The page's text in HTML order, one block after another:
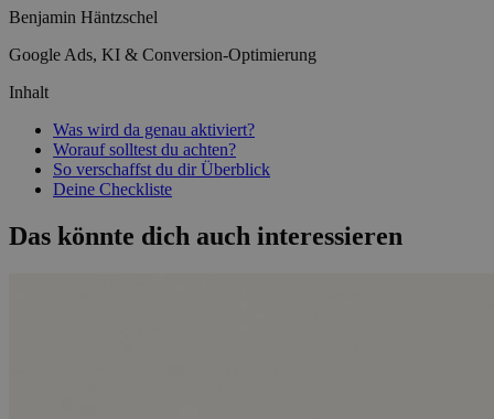
Benjamin Häntzschel
Google Ads, KI & Conversion-Optimierung
Inhalt
Was wird da genau aktiviert?
Worauf solltest du achten?
So verschaffst du dir Überblick
Deine Checkliste
Das könnte dich auch interessieren